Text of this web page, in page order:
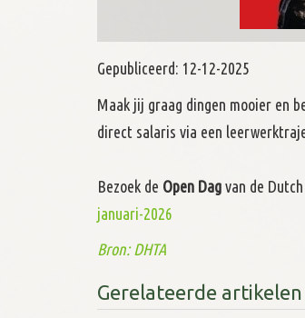
Gepubliceerd: 12-12-2025
Maak jij graag dingen mooier en
direct salaris via een
Bezoek de Open Dag van de
januari-2026
Bron: DHTA
Gerelateerde artikelen